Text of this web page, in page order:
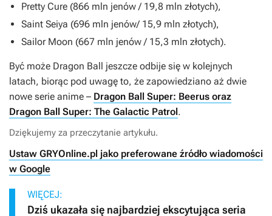
Pretty Cure (866 mln jenów / 19,8 mln złotych),
Saint Seiya (696 mln jenów/ 15,9 mln złotych),
Sailor Moon (667 mln jenów / 15,3 mln złotych).
Być może Dragon Ball jeszcze odbije się w kolejnych
latach, biorąc pod uwagę to, że zapowiedziano aż dwie
nowe serie anime – Dragon Ball Super: Beerus oraz
Dragon Ball Super: The Galactic Patrol.
Dziękujemy za przeczytanie artykułu.
Ustaw GRYOnline.pl jako preferowane źródło wiadomości
w Google
WIĘCEJ:
Dziś ukazała się najbardziej ekscytująca seria